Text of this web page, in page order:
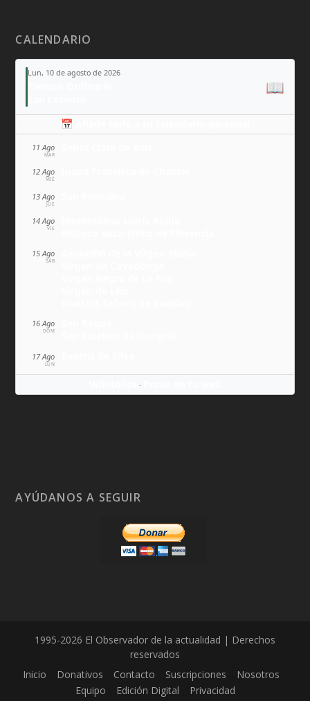
CALENDARIO
Lun, 10 de agosto de 2026
📖
📅 Añade todo a tu calendario personal
11 Ago
MAR
12 Ago
MIÉ
13 Ago
JUE
14 Ago
VIE
15 Ago
SÁB
16 Ago
DOM
17 Ago
LUN
·
AYÚDANOS A SEGUIR
1995-2026 El Observador de la actualidad | Derechos
reservados
Inicio
Donativos Contacto Suscripciones
Nosotros
Equipo
Edición Digital Privacidad